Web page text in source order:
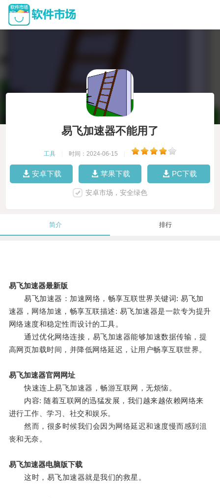
易飞加速器不能用了
工具 时间：2024-06-15
安卓下载 苹果下载 PC下载
安卓市场，安全绿色
简介 排行
易飞加速器最新版
易飞加速器：加速网络，畅享互联世界关键词: 易飞加
速器，网络加速，畅享互联描述: 易飞加速器是一款专为提升
网络速度和稳定性而设计的工具。
通过优化网络连接，易飞加速器能够加速数据传输，提
高网页加载时间，并降低网络延迟，让用户畅享互联世界。
易飞加速器官网网址
快速连上易飞加速器，畅游互联网，无烦恼。
内容: 随着互联网的迅猛发展，我们越来越依赖网络来
进行工作、学习、社交和娱乐。
然而，很多时候我们会因为网络延迟和速度慢而感到沮
丧和无奈。
易飞加速器电脑版下载
这时，易飞加速器就是我们的救星。